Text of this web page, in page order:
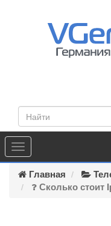
Toggle
navigation
Главная
Сколько стоит